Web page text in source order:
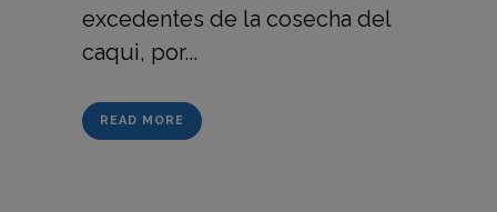
excedentes de la cosecha del
caqui, por...
READ MORE